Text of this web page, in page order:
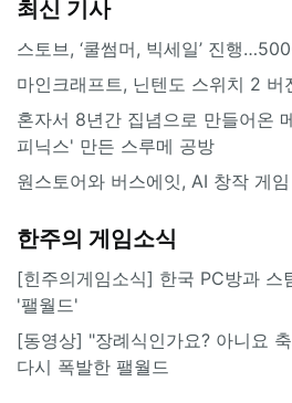
최신 기사
스토브, ‘쿨썸머, 빅세일’ 진행
마인크래프트, 닌텐도 스위치 2 버
혼자서 8년간 집념으로 만들어온
피닉스' 만든 스루메 공방
원스토어와 버스에잇, AI 창작 게
한주의 게임소식
[힌주의게임소식] 한국 PC방과 스
'팰월드'
[동영상] "장례식인가요? 아니요
다시 폭발한 팰월드